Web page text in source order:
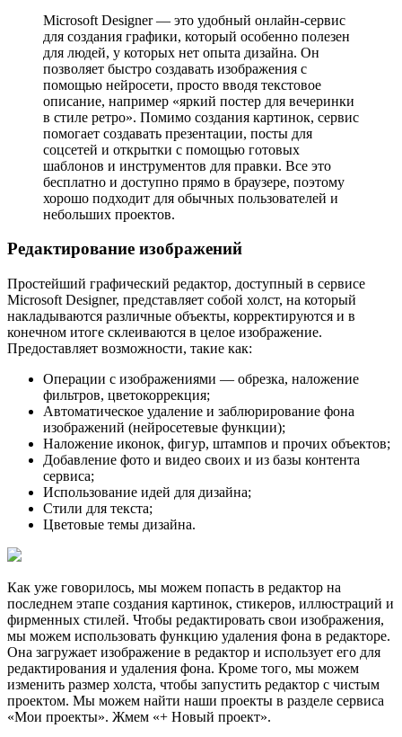
Microsoft Designer — это удобный онлайн-сервис
для создания графики, который особенно полезен
для людей, у которых нет опыта дизайна. Он
позволяет быстро создавать изображения с
помощью нейросети, просто вводя текстовое
описание, например «яркий постер для вечеринки
в стиле ретро». Помимо создания картинок, сервис
помогает создавать презентации, посты для
соцсетей и открытки с помощью готовых
шаблонов и инструментов для правки. Все это
бесплатно и доступно прямо в браузере, поэтому
хорошо подходит для обычных пользователей и
небольших проектов.
Редактирование изображений
Простейший графический редактор, доступный в сервисе
Microsoft Designer, представляет собой холст, на который
накладываются различные объекты, корректируются и в
конечном итоге склеиваются в целое изображение.
Предоставляет возможности, такие как:
Операции с изображениями — обрезка, наложение
фильтров, цветокоррекция;
Автоматическое удаление и заблюрирование фона
изображений (нейросетевые функции);
Наложение иконок, фигур, штампов и прочих объектов;
Добавление фото и видео своих и из базы контента
сервиса;
Использование идей для дизайна;
Стили для текста;
Цветовые темы дизайна.
Как уже говорилось, мы можем попасть в редактор на
последнем этапе создания картинок, стикеров, иллюстраций и
фирменных стилей. Чтобы редактировать свои изображения,
мы можем использовать функцию удаления фона в редакторе.
Она загружает изображение в редактор и использует его для
редактирования и удаления фона. Кроме того, мы можем
изменить размер холста, чтобы запустить редактор с чистым
проектом. Мы можем найти наши проекты в разделе сервиса
«Мои проекты». Жмем «+ Новый проект».